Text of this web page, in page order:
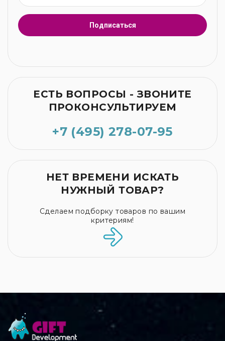
Подписаться
ЕСТЬ ВОПРОСЫ - ЗВОНИТЕ
ПРОКОНСУЛЬТИРУЕМ
+7 (495) 278-07-95
НЕТ ВРЕМЕНИ ИСКАТЬ
НУЖНЫЙ ТОВАР?
Сделаем подборку товаров по вашим
критериям!